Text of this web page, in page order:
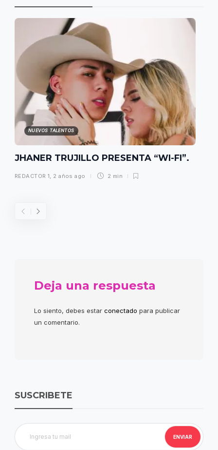
NUEVOS TALENTOS
JHANER TRUJILLO PRESENTA “WI-FI”.
REDACTOR 1 2 años ago 2 min
Deja una respuesta
Lo siento, debes estar conectado para publicar
un comentario.
SUSCRIBETE